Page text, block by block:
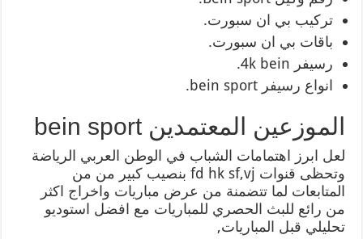
تركيب بي ان سبورت.
باقات بي ان سبورت.
رسيفر 4k bein.
انواع رسيفر bein sport.
الموزعين المعتمدين bein sport
لعل ابرز اهتمامات الشباب في الوطن العربي الرياضة
وتحظى قنوات fd hk sf,vj بنصيب كبير من من
المتابعات لما تتضمنة من عرض مباريات واخراج اكثر
من رائع للبث الحصري للمباريات مع افضل استوديو
تحليلي قبل المباريات,